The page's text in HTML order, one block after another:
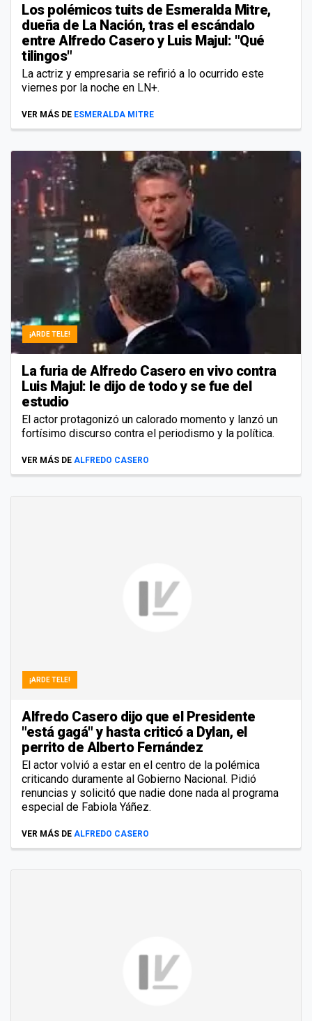
Los polémicos tuits de Esmeralda Mitre,
dueña de La Nación, tras el escándalo
entre Alfredo Casero y Luis Majul: "Qué
tilingos"
La actriz y empresaria se refirió a lo ocurrido este
viernes por la noche en LN+.
VER MÁS DE ESMERALDA MITRE
¡ARDE TELE!
La furia de Alfredo Casero en vivo contra
Luis Majul: le dijo de todo y se fue del
estudio
El actor protagonizó un calorado momento y lanzó un
fortísimo discurso contra el periodismo y la política.
VER MÁS DE ALFREDO CASERO
¡ARDE TELE!
Alfredo Casero dijo que el Presidente
"está gagá" y hasta criticó a Dylan, el
perrito de Alberto Fernández
El actor volvió a estar en el centro de la polémica
criticando duramente al Gobierno Nacional. Pidió
renuncias y solicitó que nadie done nada al programa
especial de Fabiola Yáñez.
VER MÁS DE ALFREDO CASERO